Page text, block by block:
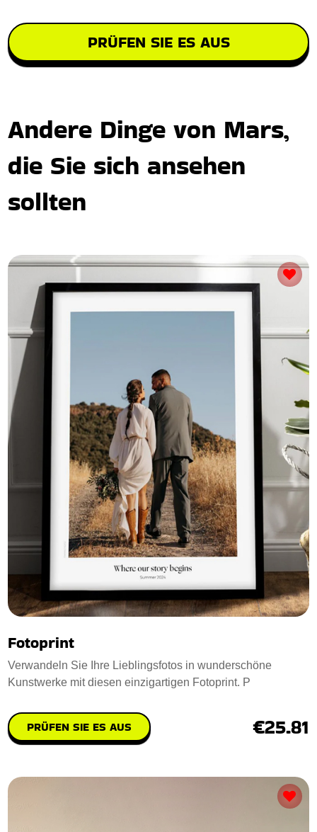
PRÜFEN SIE ES AUS
Andere Dinge von Mars,
die Sie sich ansehen
sollten
Fotoprint
Verwandeln Sie Ihre Lieblingsfotos in wunderschöne
Kunstwerke mit diesen einzigartigen Fotoprint. P
PRÜFEN SIE ES AUS €25.81